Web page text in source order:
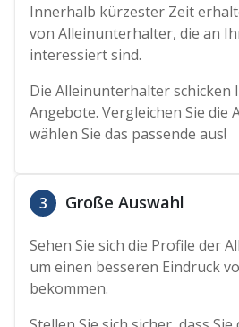
Innerhalb kürzester Zeit
von Alleinunterhalter, die an
interessiert sind.
Die Alleinunterhalter schicken
Angebote. Vergleichen Sie die
wählen Sie das passende aus!
3 Große Auswahl
Sehen Sie sich die Profile der
um einen besseren Eindruck
bekommen.